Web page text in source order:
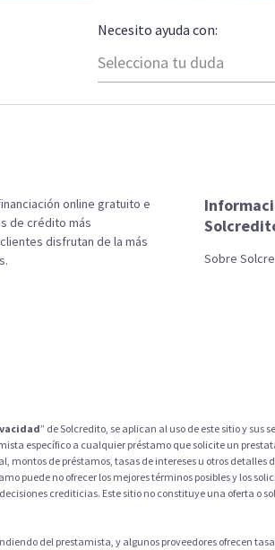
Necesito ayuda con:
Selecciona tu duda
online gratuito e
de crédito más
disfrutan de la más
Sobre
” de Solcredito, se aplican al uso de este sitio y
específico a cualquier préstamo que solicite un
montos de préstamos, tasas de intereses u otros
puede no ofrecer los mejores términos posibles y los
crediticias. Este sitio no constituye una oferta o
del prestamista, y algunos proveedores ofrecen